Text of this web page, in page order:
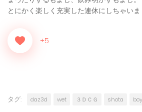
とにかく楽しく充実した連休にしちゃいま
+5
タグ: daz3d wet ３ＤＣＧ shota boy